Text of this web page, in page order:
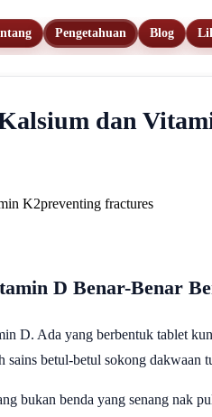
Pengetahuan Blog
dan
K2preventing fractures
D Benar-Benar
D. Ada yang berbentuk tablet
sains betul-betul sokong dakwaan
bukan benda yang senang nak